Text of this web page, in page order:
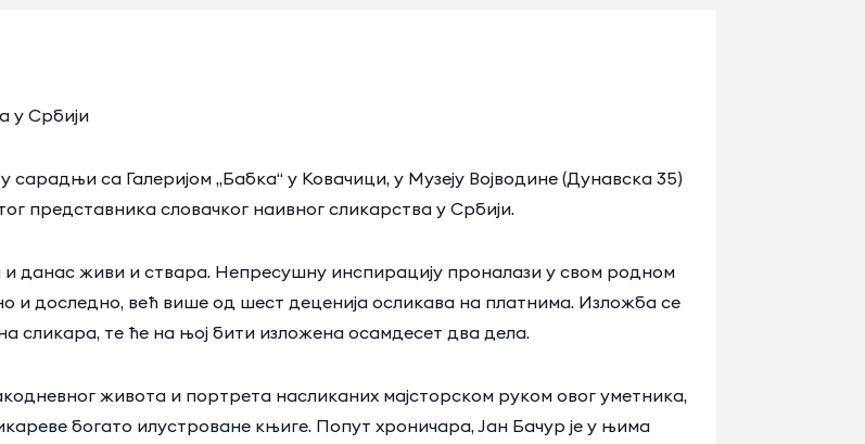
у Србији
сарадњи са Галеријом „Бабка“ у Ковачици, у Музеју Војводине (Дунавска 35)
представника словачког наивног сликарства у Србији.
и данас живи и ствара. Непресушну инспирацију проналази у свом родном
и доследно, већ више од шест деценија осликава на платнима. Изложба се
сликара, те ће на њој бити изложена осамдесет два дела.
живота и портрета насликаних мајсторском руком овог уметника,
богато илустроване књиге. Попут хроничара, Јан Бачур је у њима